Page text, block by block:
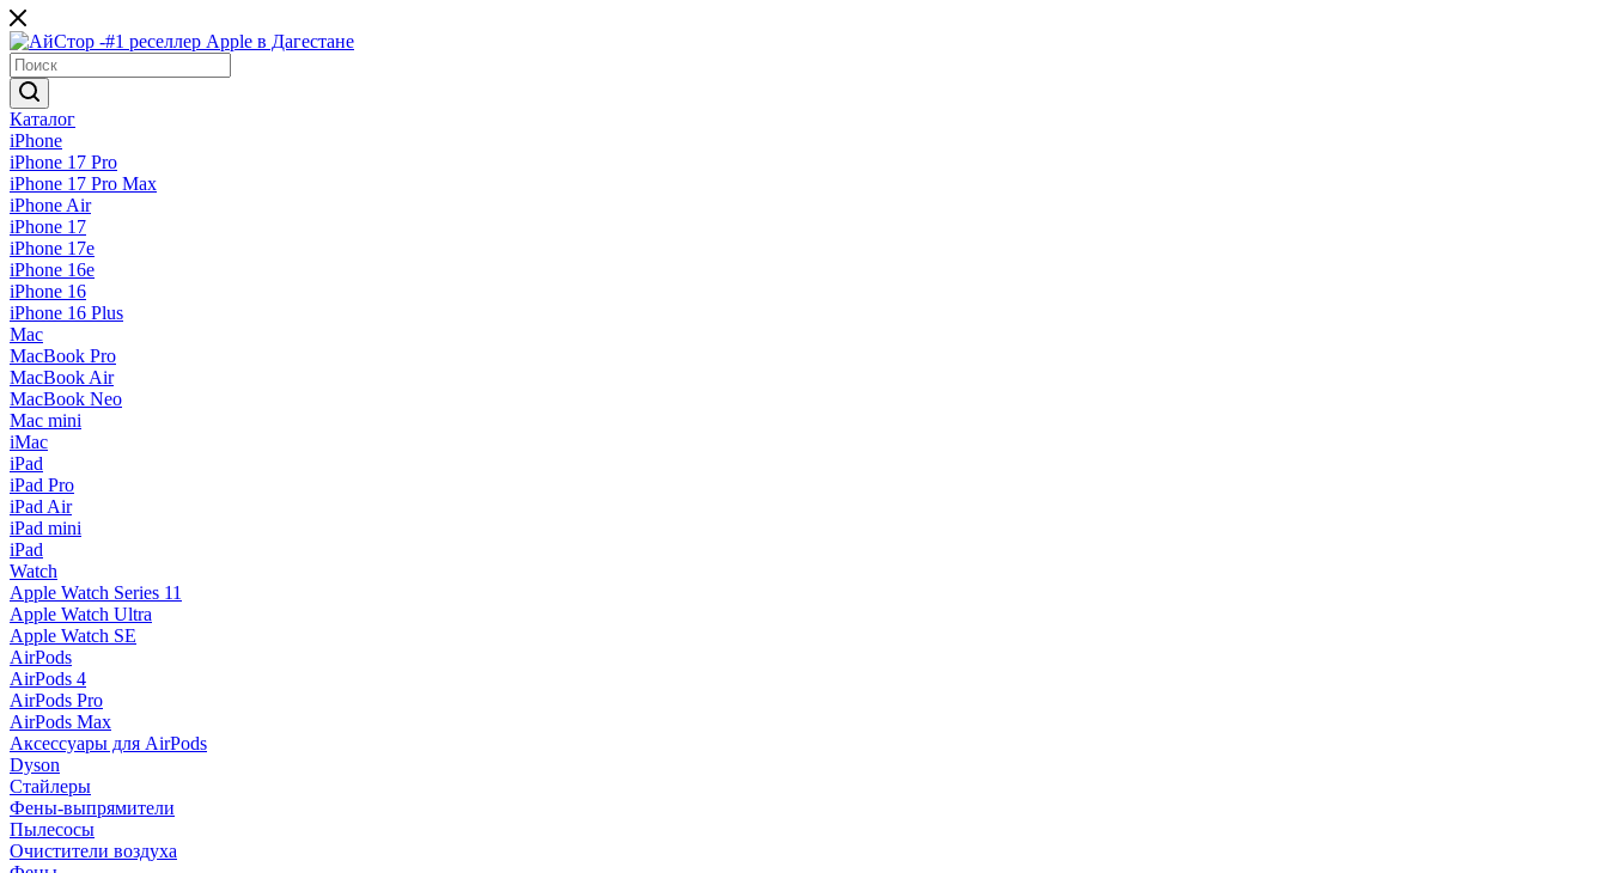
Каталог
iPhone
iPhone 17 Pro
iPhone 17 Pro Max
iPhone Air
iPhone 17
iPhone 17e
iPhone 16e
iPhone 16
iPhone 16 Plus
Mac
MacBook Pro
MacBook Air
MacBook Neo
Mac mini
iMac
iPad
iPad Pro
iPad Air
iPad mini
iPad
Watch
Apple Watch Series 11
Apple Watch Ultra
Apple Watch SE
AirPods
AirPods 4
AirPods Pro
AirPods Max
Аксессуары для AirPods
Dyson
Стайлеры
Фены-выпрямители
Пылесосы
Очистители воздуха